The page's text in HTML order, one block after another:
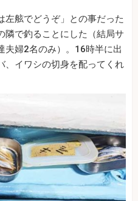
左舷でどうぞ」との事だった
隣で釣ることにした（結局サ
夫婦2名のみ）。16時半に出
、イワシの切身を配ってくれ